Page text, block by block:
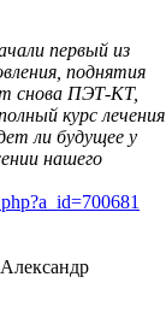
первый из
поднятия
снова ПЭТ-КТ,
курс лечения
ли будущее у
нашего